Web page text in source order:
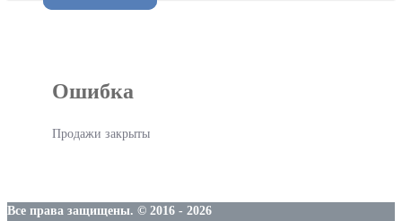
Ошибка
Продажи закрыты
Все права защищены. © 2016 - 2026